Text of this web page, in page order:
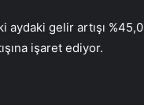
aydaki gelir artışı
işaret ediyor.